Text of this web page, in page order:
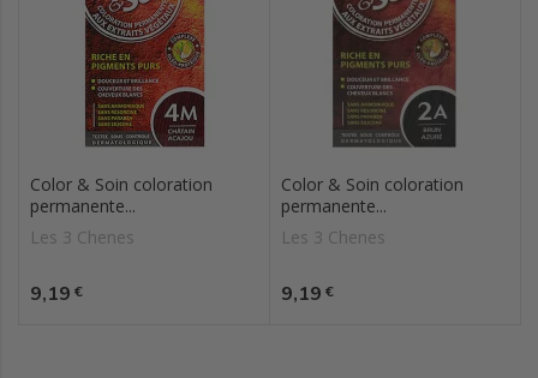
Color & Soin coloration
permanente...
Les 3 Chenes
Prix
9,19 €
Color & Soin coloration
permanente...
Les 3 Chenes
Prix
9,19 €